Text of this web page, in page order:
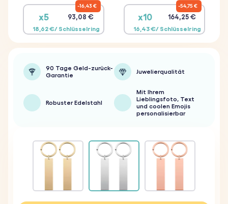
x5 93,08 €
18,62 €/ Schlüsselring
16,43 €
x10 164,25 €
16,43 €/ Schlüsselring
54,75 €
90 Tage Geld-zurück-
Garantie
Juwelierqualität
Robuster Edelstahl
Mit Ihrem
Lieblingsfoto, Text
und coolen Emojis
personalisierbar